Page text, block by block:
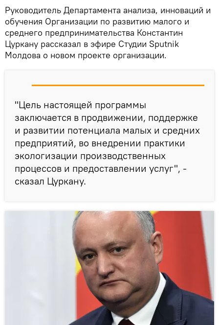
Руководитель Департамента анализа, инноваций и
обучения Организации по развитию малого и
среднего предпринимательства Константин
Цуркану рассказал в эфире Студии Sputnik
Молдова о новом проекте организации.
"Цель настоящей программы
заключается в продвижении, поддержке
и развитии потенциала малых и средних
предприятий, во внедрении практики
экологизации производственных
процессов и предоставлении услуг", -
сказал Цуркану.